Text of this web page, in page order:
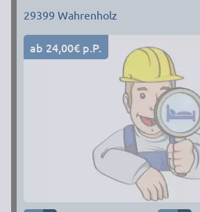
29399 Wahrenholz
ab 24,00€ p.P.